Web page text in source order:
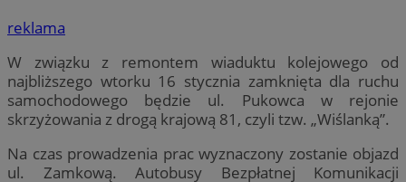
reklama
W związku z remontem wiaduktu kolejowego od
najbliższego wtorku 16 stycznia zamknięta dla ruchu
samochodowego będzie ul. Pukowca w rejonie
skrzyżowania z drogą krajową 81, czyli tzw. „Wiślanką”.
Na czas prowadzenia prac wyznaczony zostanie objazd
ul. Zamkową. Autobusy Bezpłatnej Komunikacji